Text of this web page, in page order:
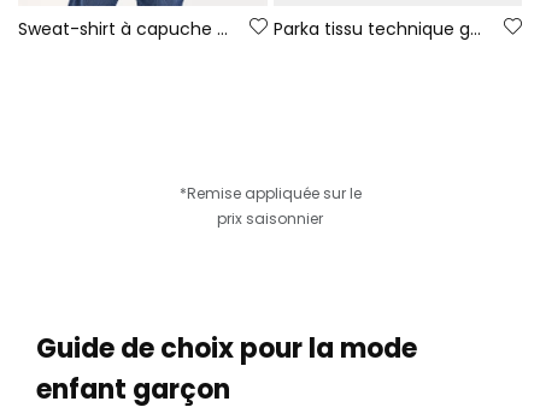
Sweat-shirt à capuche garçon gris chiné Game On Parka tissu technique garçon bleu réversible imprimée
*Remise appliquée sur le
prix saisonnier
Guide de choix pour la mode
enfant garçon